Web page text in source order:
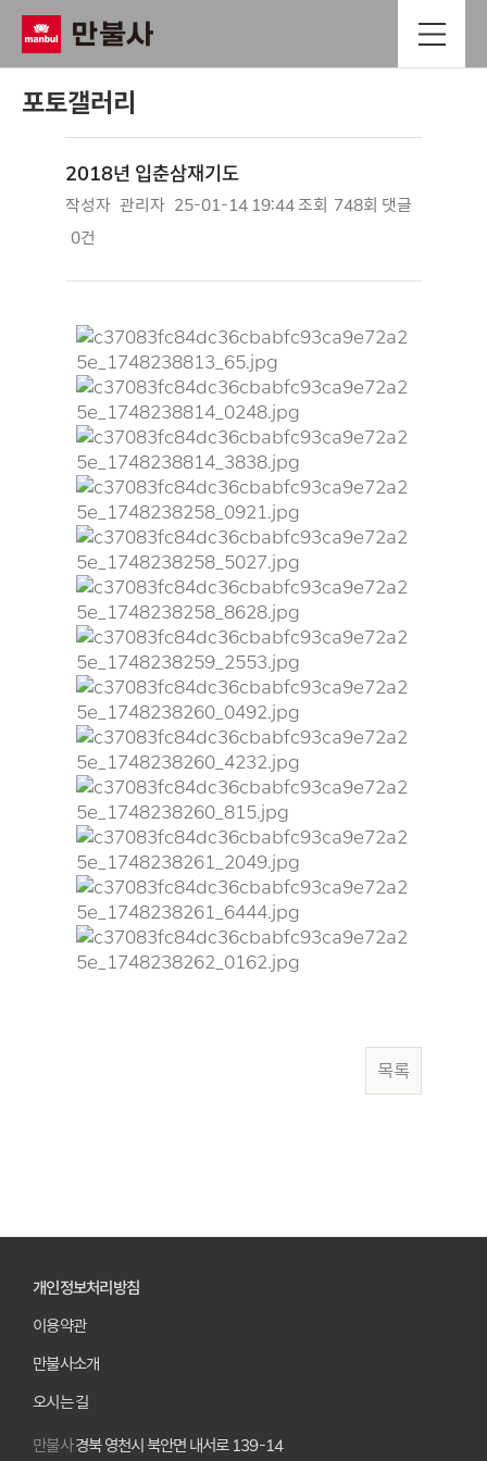
포토갤러리
2018년 입춘삼재기도
작성자 관리자 25-01-14 19:44조회 748회 댓글
0건
본문
목록
개인정보처리방침
이용약관
만불사소개
오시는 길
만불사경북 영천시 북안면 내서로 139-14